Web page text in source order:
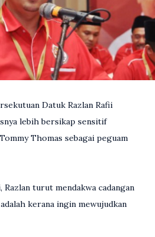
Datuk Razlan Rafii
lebih bersikap sensitif
Thomas sebagai peguam
Razlan turut mendakwa cadangan
kerana ingin mewujudkan